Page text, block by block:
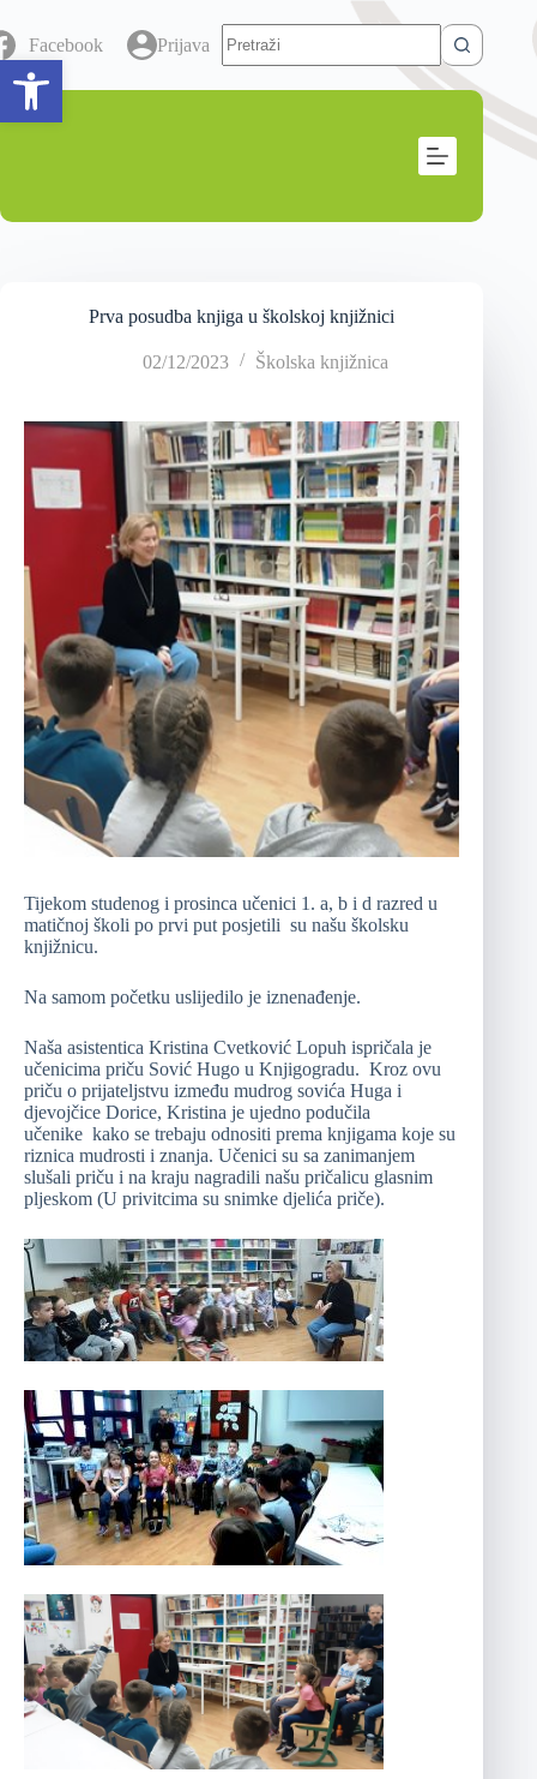
Open toolbar
Facebook Prijava
Prva posudba knjiga u školskoj knjižnici
02/12/2023 Školska knjižnica
Tijekom studenog i prosinca učenici 1. a, b i d razred u
matičnoj školi po prvi put posjetili su našu školsku
knjižnicu.
Na samom početku uslijedilo je iznenađenje.
Naša asistentica Kristina Cvetković Lopuh ispričala je
učenicima priču Sović Hugo u Knjigogradu. Kroz ovu
priču o prijateljstvu između mudrog sovića Huga i
djevojčice Dorice, Kristina je ujedno podučila
učenike kako se trebaju odnositi prema knjigama koje su
riznica mudrosti i znanja. Učenici su sa zanimanjem
slušali priču i na kraju nagradili našu pričalicu glasnim
pljeskom (U privitcima su snimke djelića priče).